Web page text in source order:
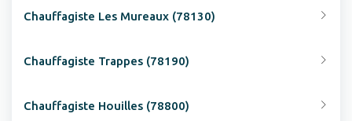
Chauffagiste Les Mureaux (78130)
Chauffagiste Trappes (78190)
Chauffagiste Houilles (78800)